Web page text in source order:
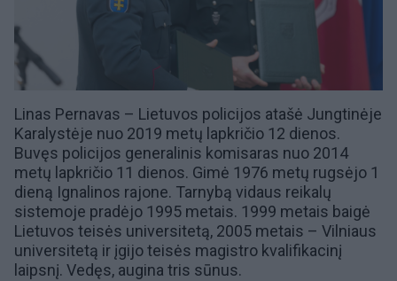
Linas Pernavas – Lietuvos policijos atašė Jungtinėje
Karalystėje nuo 2019 metų lapkričio 12 dienos.
Buvęs policijos generalinis komisaras nuo 2014
metų lapkričio 11 dienos. Gimė 1976 metų rugsėjo 1
dieną Ignalinos rajone. Tarnybą vidaus reikalų
sistemoje pradėjo 1995 metais. 1999 metais baigė
Lietuvos teisės universitetą, 2005 metais – Vilniaus
universitetą ir įgijo teisės magistro kvalifikacinį
laipsnį. Vedęs, augina tris sūnus.